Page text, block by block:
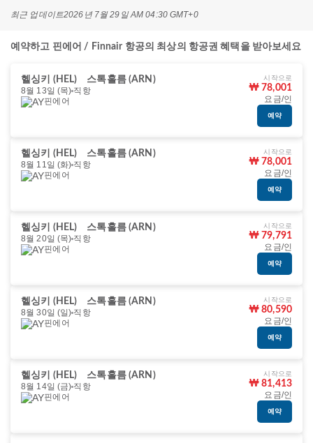
최근 업데이트2026년 7월 29일 AM 04:30 GMT+0
예약하고 핀에어 / Finnair 항공의 최상의 항공권 혜택을 받아보세요
헬싱키 (HEL)
스톡홀름 (ARN)
8월 13일 (목) 직항
핀에어
시작으로
₩ 78,001
요금/인
예약
헬싱키 (HEL)
스톡홀름 (ARN)
8월 11일 (화) 직항
핀에어
시작으로
₩ 78,001
요금/인
예약
헬싱키 (HEL)
스톡홀름 (ARN)
8월 20일 (목) 직항
핀에어
시작으로
₩ 79,791
요금/인
예약
헬싱키 (HEL)
스톡홀름 (ARN)
8월 30일 (일) 직항
핀에어
시작으로
₩ 80,590
요금/인
예약
헬싱키 (HEL)
스톡홀름 (ARN)
8월 14일 (금) 직항
핀에어
시작으로
₩ 81,413
요금/인
예약